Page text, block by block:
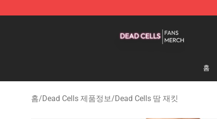
홈
홈/Dead Cells 제품정보/Dead Cells 땀 재킷